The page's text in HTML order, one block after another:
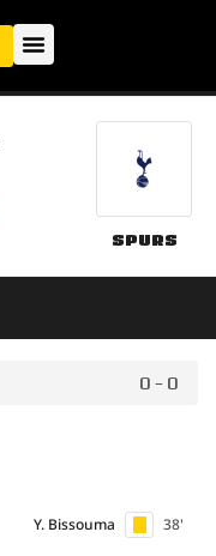
Spurs
0 - 0
38'
Y. Bissouma